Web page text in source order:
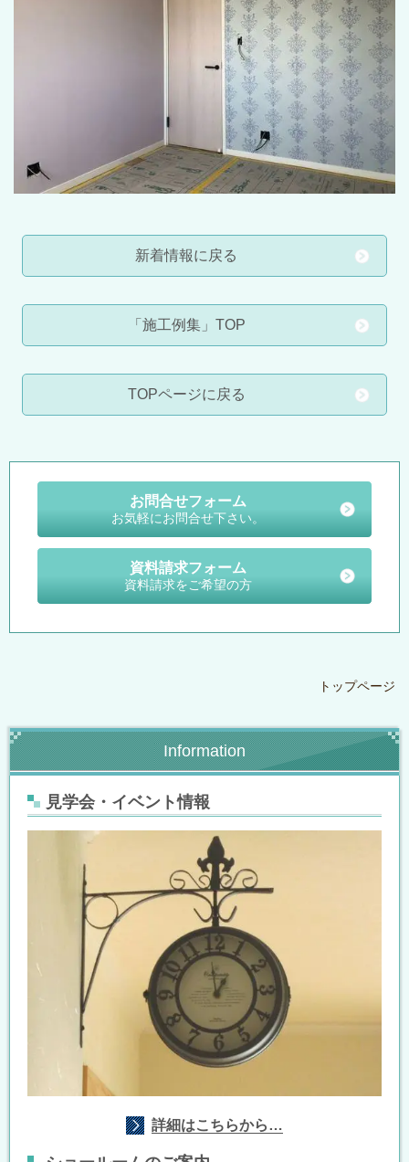
新着情報に戻る
「施工例集」TOP
TOPページに戻る
お問合せフォーム
お気軽にお問合せ下さい。
資料請求フォーム
資料請求をご希望の方
トップページ
Information
見学会・イベント情報
詳細はこちらから…